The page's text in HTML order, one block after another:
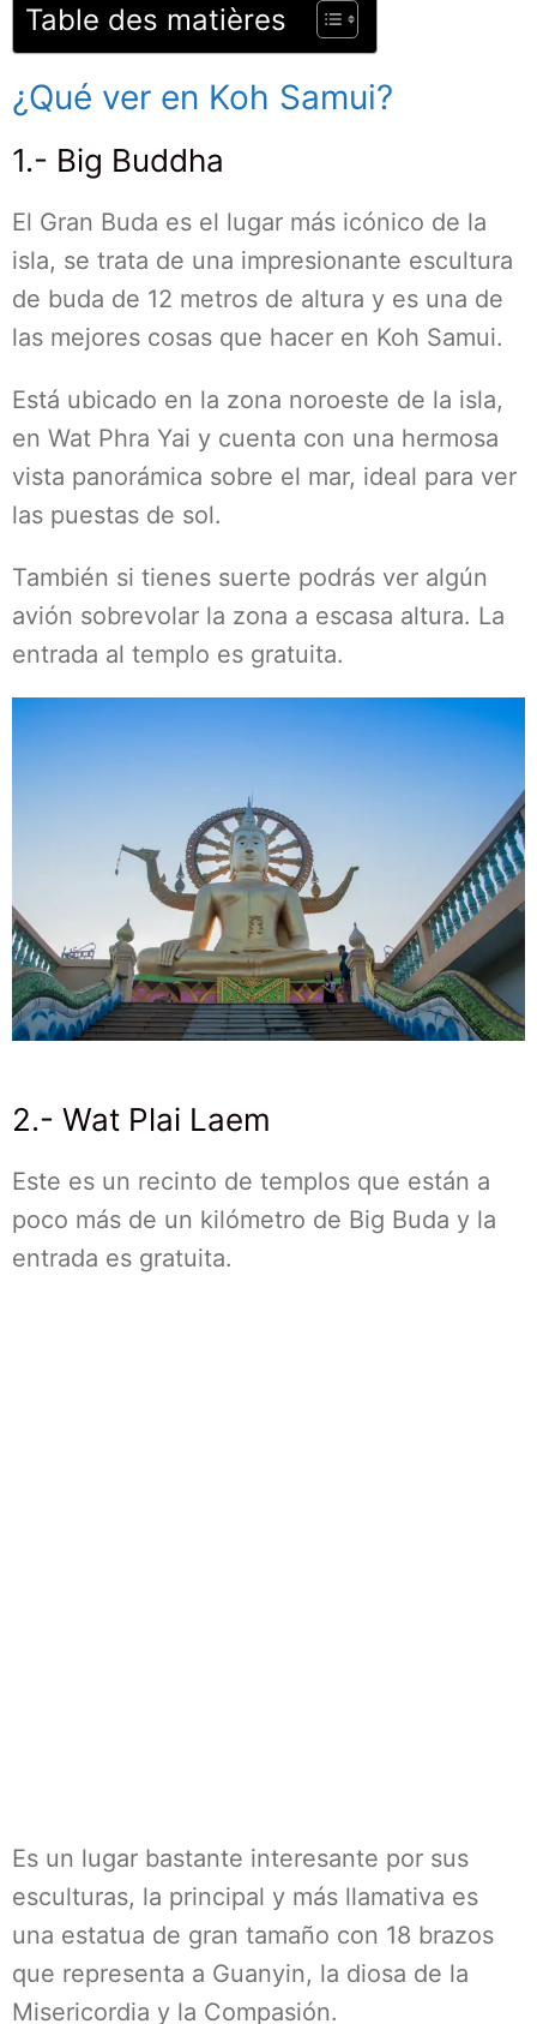
Table des matières
¿Qué ver en Koh Samui?
1.- Big Buddha
El Gran Buda es el lugar más icónico de la
isla, se trata de una impresionante escultura
de buda de 12 metros de altura y es una de
las mejores cosas que hacer en Koh Samui.
Está ubicado en la zona noroeste de la isla,
en Wat Phra Yai y cuenta con una hermosa
vista panorámica sobre el mar, ideal para ver
las puestas de sol.
También si tienes suerte podrás ver algún
avión sobrevolar la zona a escasa altura. La
entrada al templo es gratuita.
2.- Wat Plai Laem
Este es un recinto de templos que están a
poco más de un kilómetro de Big Buda y la
entrada es gratuita.
Es un lugar bastante interesante por sus
esculturas, la principal y más llamativa es
una estatua de gran tamaño con 18 brazos
que representa a Guanyin, la diosa de la
Misericordia y la Compasión.